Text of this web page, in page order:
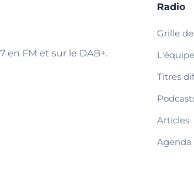
en FM et sur le DAB+.
Radio
Grille
L'équipe
Titres
Articles
Agenda